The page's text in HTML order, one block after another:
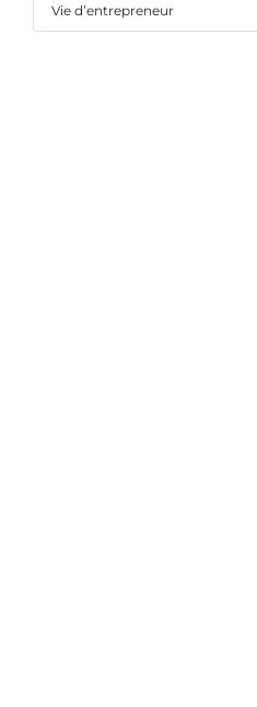
Vie d’entrepreneur